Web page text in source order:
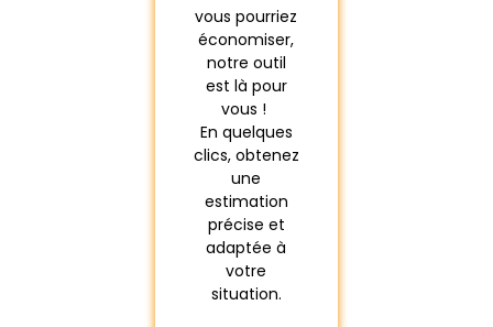
vous pourriez
économiser,
notre outil
est là pour
vous !
En quelques
clics, obtenez
une
estimation
précise et
adaptée à
votre
situation.